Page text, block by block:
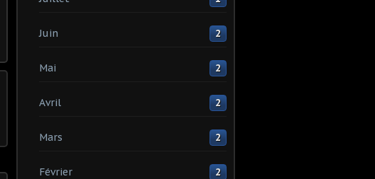
Juin 2
Mai 2
Avril 2
Mars 2
Février 2